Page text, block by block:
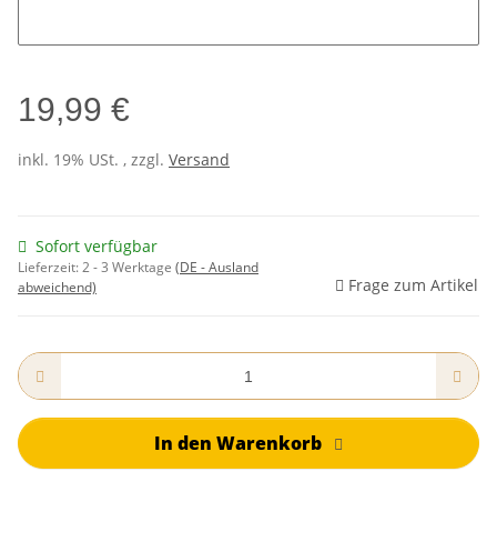
19,99 €
inkl. 19% USt. , zzgl. Versand
Sofort verfügbar
Lieferzeit:2 - 3 Werktage (DE - Ausland
abweichend)
Frage zum Artikel
In den Warenkorb